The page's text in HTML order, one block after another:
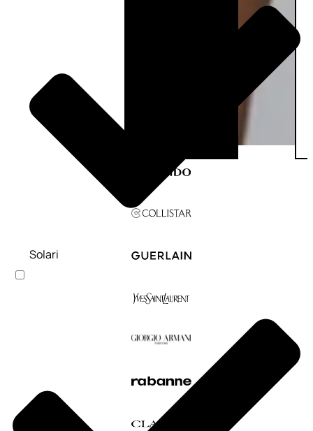
Solari